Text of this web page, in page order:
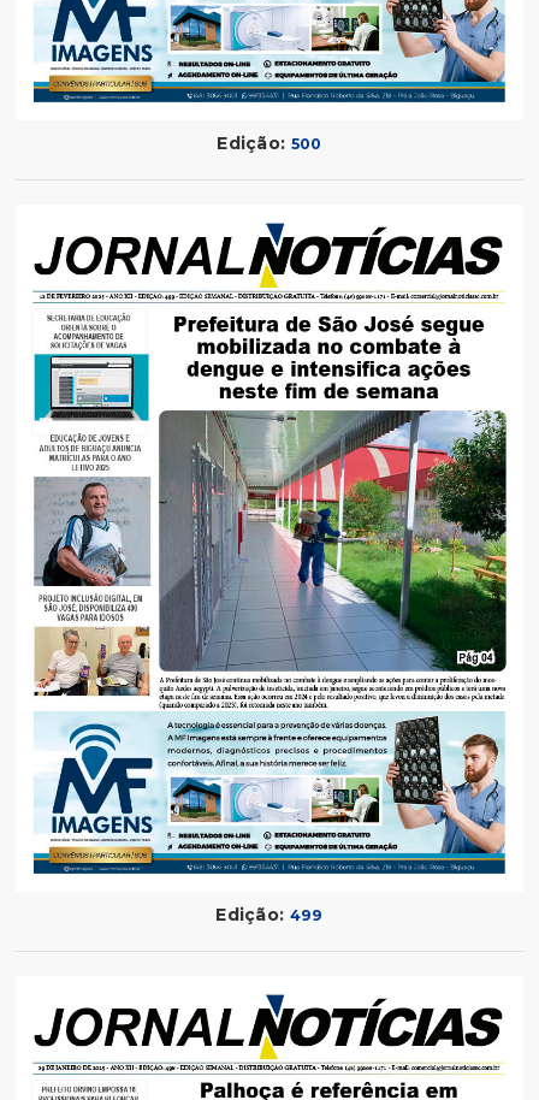
Edição: 500
Edição: 499